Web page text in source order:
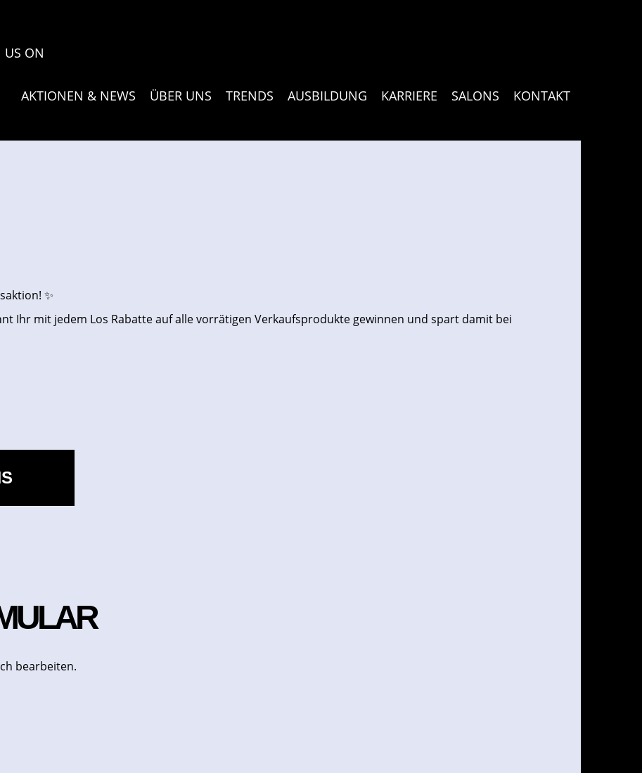
US ON
AKTIONEN & NEWS ÜBER UNS TRENDS AUSBILDUNG KARRIERE SALONS KONTAKT
✨
Ihr mit jedem Los Rabatte auf alle vorrätigen Verkaufsprodukte gewinnen und spart damit bei
bearbeiten.